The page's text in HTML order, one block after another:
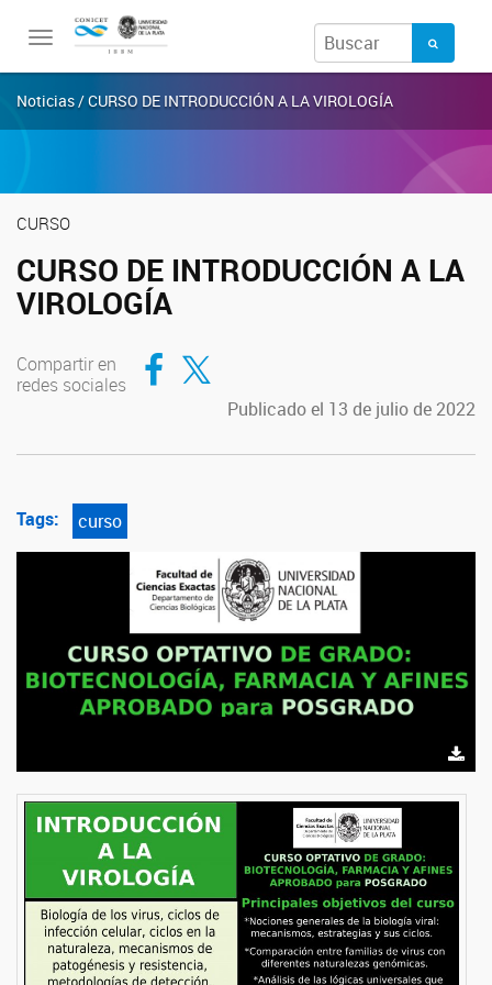
Toggle
Noticias / CURSO DE INTRODUCCIÓN A LA VIROLOGÍA
CURSO
CURSO DE INTRODUCCIÓN A LA
VIROLOGÍA
Compartir en
redes sociales
Compartir en Facebook
Compartir en Twitter
Publicado el 13 de julio de 2022
Tags: curso